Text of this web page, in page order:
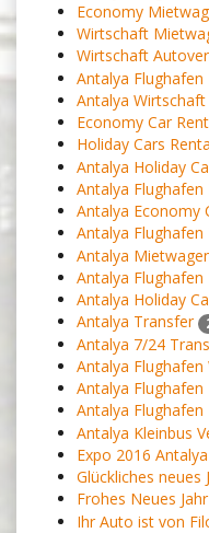
Economy
Wirtschaft
Wirtschaft
Antalya
Antalya
Economy Car
Holiday Cars
Antalya Holiday
Antalya Flughafen
Antalya Economy
Antalya
Antalya
Antalya Flughafen
Antalya Holiday
Antalya Transfer
Antalya 7/24
Antalya
Antalya
Antalya
Antalya Kleinbus
Expo 2016 Antalya
Glückliches neues
Frohes Neues Jahr
Ihr Auto ist von